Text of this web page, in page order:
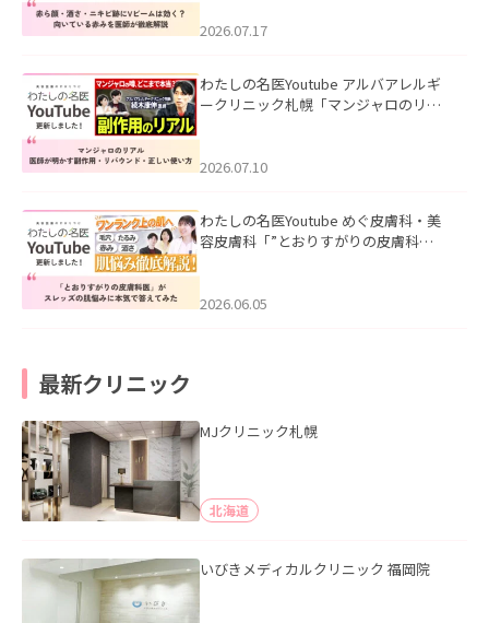
した。
2026.07.17
わたしの名医Youtube アルバアレルギ
ークリニック札幌「マンジャロのリア
た。
2026.07.10
わたしの名医Youtube めぐ皮膚科・美
容皮膚科「”とおりすがりの皮膚科
2026.06.05
最新クリニック
MJクリニック札幌
北海道
いびきメディカルクリニック 福岡院